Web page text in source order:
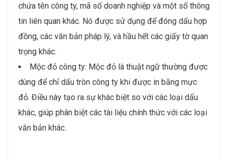
chứa tên công ty, mã số doanh nghiệp và một số thông
tin liên quan khác. Nó được sử dụng để đóng dấu hợp
đồng, các văn bản pháp lý, và hầu hết các giấy tờ quan
trọng khác.
Mộc đỏ công ty: Mộc đỏ là thuật ngữ thường được
dùng để chỉ dấu tròn công ty khi được in bằng mực
đỏ. Điều này tạo ra sự khác biệt so với các loại dấu
khác, giúp phân biệt các tài liệu chính thức với các loại
văn bản khác.